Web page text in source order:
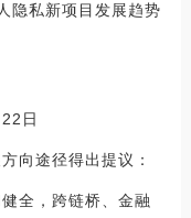
隐私新项目发展趋势
日
向途径得出提议：
全，跨链桥、金融